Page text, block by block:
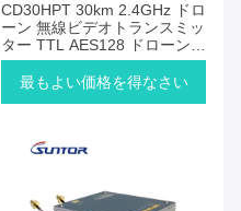
CD30HPT 30km 2.4GHz ドロ
ーン 無線ビデオトランスミッ
ター TTL AES128 ドローンラ
ジオ
最もよい価格を得なさい